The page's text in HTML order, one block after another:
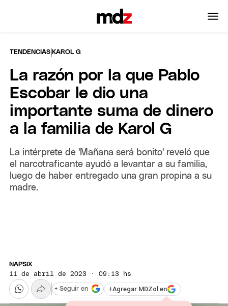
TENDENCIAS |KAROL G
La razón por la que Pablo
Escobar le dio una
importante suma de dinero
a la familia de Karol G
La intérprete de 'Mañana será bonito' reveló que
el narcotraficante ayudó a levantar a su familia,
luego de haber entregado una gran propina a su
madre.
NAPSIX
11 de abril de 2023 · 09:13 hs
+Agregar MDZol en
+ Seguir en